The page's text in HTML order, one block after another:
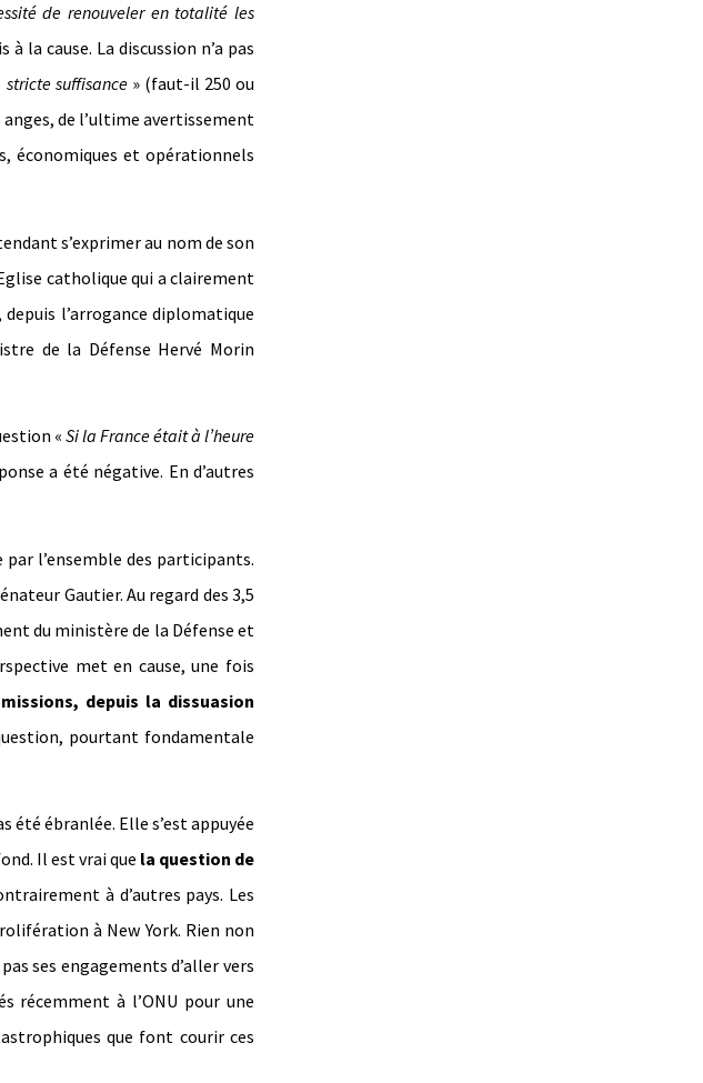
de renouveler en totalité les
la cause. La discussion n’a pas
stricte suffisance» (faut-il 250 ou
de l’ultime avertissement
économiques et opérationnels
s’exprimer au nom de son
catholique qui a clairement
l’arrogance diplomatique
de la Défense Hervé Morin
« Si la France était à l’heure
a été négative. En d’autres
l’ensemble des participants.
Gautier. Au regard des 3,5
du ministère de la Défense et
met en cause, une fois
depuis la dissuasion
pourtant fondamentale
été ébranlée. Elle s’est appuyée
Il est vrai que la question de
à d’autres pays. Les
à New York. Rien non
ses engagements d’aller vers
récemment à l’ONU pour une
que font courir ces